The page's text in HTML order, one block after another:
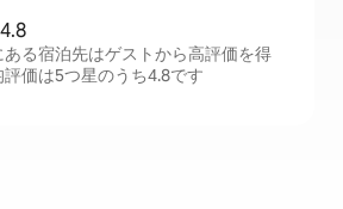
ある宿泊先はゲストから高評価を得
価は5つ星のうち4.8です